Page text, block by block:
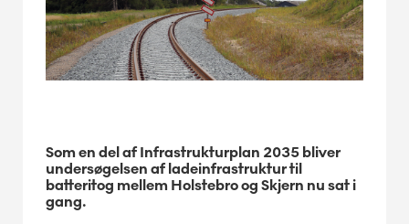
Som en del af Infrastrukturplan 2035 bliver
undersøgelsen af ladeinfrastruktur til
batteritog mellem Holstebro og Skjern nu sat i
gang.